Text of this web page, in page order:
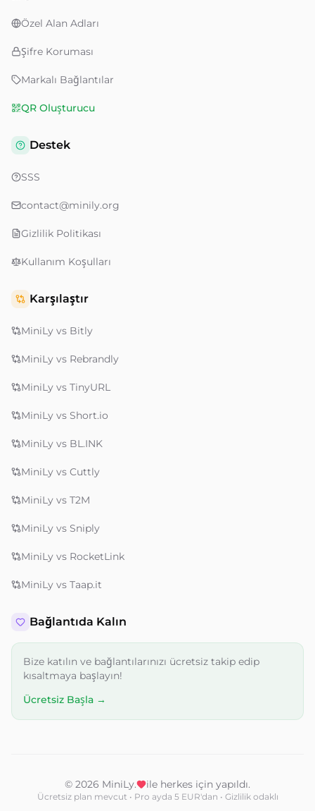
Özel Alan Adları
Şifre Koruması
Markalı Bağlantılar
QR Oluşturucu
Destek
SSS
contact@minily.org
Gizlilik Politikası
Kullanım Koşulları
Karşılaştır
MiniLy vs Bitly
MiniLy vs Rebrandly
MiniLy vs TinyURL
MiniLy vs Short.io
MiniLy vs BL.INK
MiniLy vs Cuttly
MiniLy vs T2M
MiniLy vs Sniply
MiniLy vs RocketLink
MiniLy vs Taap.it
Bağlantıda Kalın
Bize katılın ve bağlantılarınızı ücretsiz takip edip
kısaltmaya başlayın!
Ücretsiz Başla →
© 2026 MiniLy. ile herkes için yapıldı.
Ücretsiz plan mevcut • Pro ayda 5 EUR'dan • Gizlilik odaklı